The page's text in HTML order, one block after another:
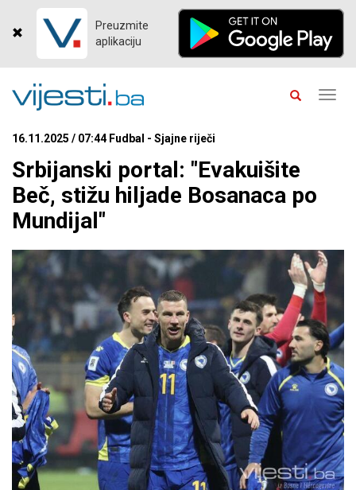
Preuzmite
aplikaciju
16.11.2025 / 07:44 Fudbal - Sjajne riječi
Srbijanski portal: "Evakuišite
Beč, stižu hiljade Bosanaca po
Mundijal"